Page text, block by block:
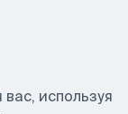
используя